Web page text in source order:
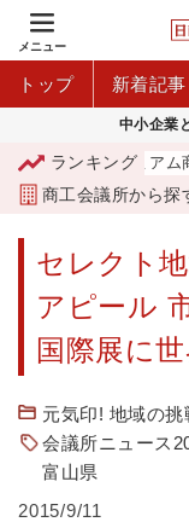
メニュー
トップ 新着記事
中小企業
ランキング
「青森市プレミアム商
商工会議所から探
セレクト
アピール
国際展に
元気印! 地域の挑
会議所ニュース
富山県
2015/9/11